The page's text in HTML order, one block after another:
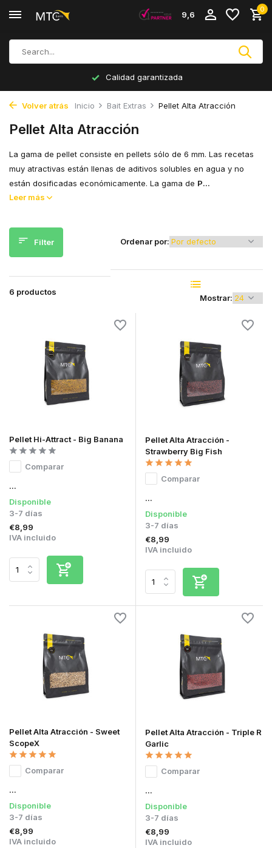
9,6
0
Calidad garantizada
Volver atrás Inicio Bait Extras Pellet Alta Atracción
Pellet Alta Atracción
La gama de pellet consiste en pellets sólo de 6 mm. Las recetas
muy atractivas están llenas de aditivos solubles en agua y no
están dosificadas económicamente. La gama de P...
Leer más
Filter
6 productos
Mostrar:
Ordenar por:
Pellet Hi-Attract - Big Banana
Comparar
...
Disponible
3-7 días
€8,99
IVA incluido
Pellet Alta Atracción -
Strawberry Big Fish
Comparar
...
Disponible
3-7 días
€8,99
IVA incluido
Pellet Alta Atracción - Sweet
ScopeX
Comparar
...
Disponible
3-7 días
€8,99
IVA incluido
Pellet Alta Atracción - Triple R
Garlic
Comparar
...
Disponible
3-7 días
€8,99
IVA incluido